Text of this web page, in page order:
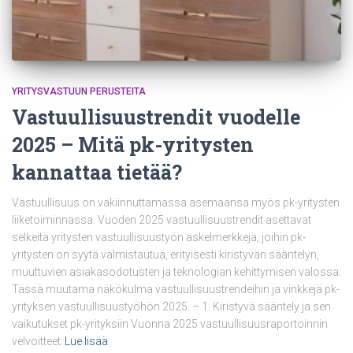
YRITYSVASTUUN PERUSTEITA
Vastuullisuustrendit vuodelle
2025 – Mitä pk-yritysten
kannattaa tietää?
Vastuullisuus on vakiinnuttamassa asemaansa myös pk-yritysten
liiketoiminnassa. Vuoden 2025 vastuullisuustrendit asettavat
selkeitä yritysten vastuullisuustyön askelmerkkejä, joihin pk-
yritysten on syytä valmistautua, erityisesti kiristyvän sääntelyn,
muuttuvien asiakasodotusten ja teknologian kehittymisen valossa.
Tässä muutama näkökulma vastuullisuustrendeihin ja vinkkejä pk-
yrityksen vastuullisuustyöhön 2025. – 1. Kiristyvä sääntely ja sen
vaikutukset pk-yrityksiin Vuonna 2025 vastuullisuusraportoinnin
velvoitteet
Lue lisää